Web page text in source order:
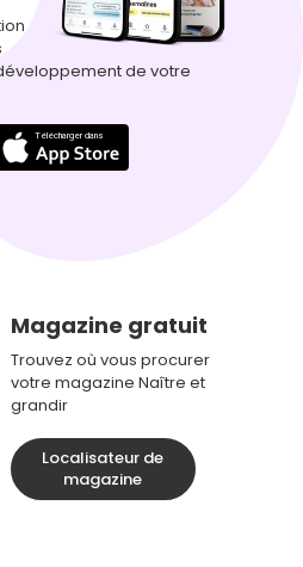
de votre
Magazine gratuit
Trouvez où vous procurer
votre magazine Naître et
grandir
Localisateur de
magazine